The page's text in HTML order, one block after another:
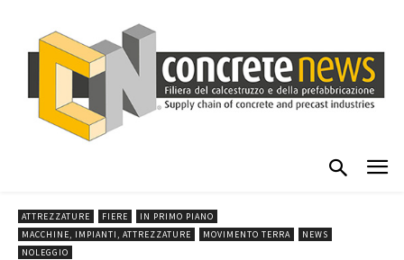
ATTREZZATURE FIERE
IN PRIMO PIANO
MACCHINE, IMPIANTI, ATTREZZATURE
MOVIMENTO TERRA
NEWS
NOLEGGIO